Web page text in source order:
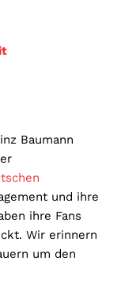
Baumann
und ihre
ihre Fans
Wir erinnern
um den